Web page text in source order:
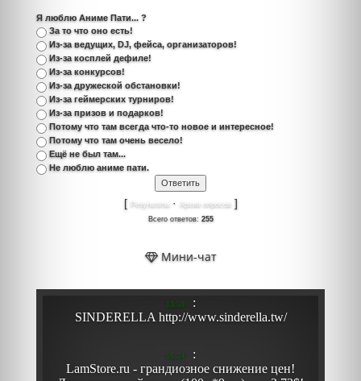
Я люблю Аниме Пати... ?
За то что оно есть!
Из-за ведущих, DJ, фейса, организаторов!
Из-за косплей дефиле!
Из-за конкурсов!
Из-за дружеской обстановки!
Из-за геймерских турниров!
Из-за призов и подарков!
Потому что там всегда что-то новое и интересное!
Потому что там очень весело!
Ещё не был там...
Не люблю аниме пати.
[ Результаты · Архив опросов]
Всего ответов: 255
Мини-чат